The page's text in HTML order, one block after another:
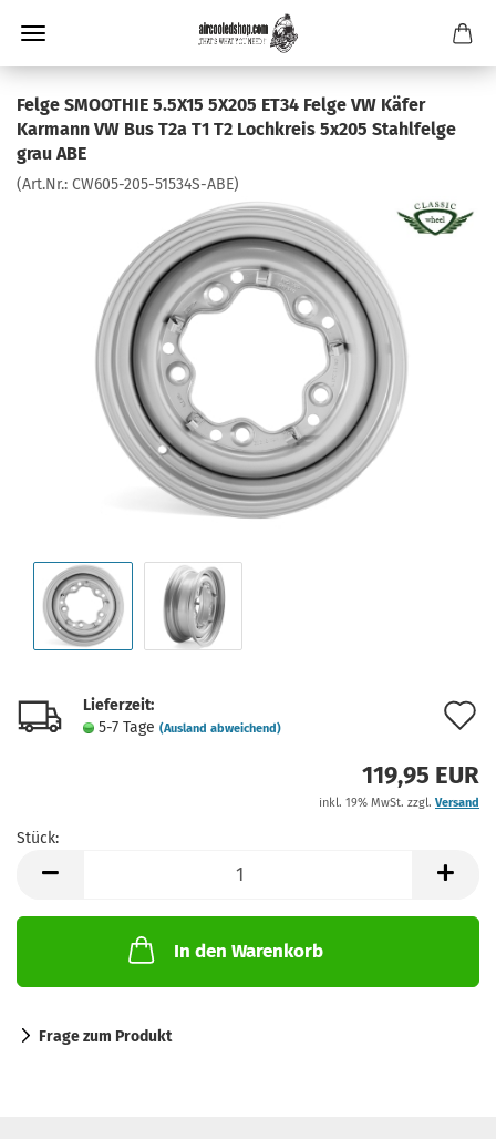
Felge SMOOTHIE 5.5X15 5X205 ET34 Felge VW Käfer
Karmann VW Bus T2a T1 T2 Lochkreis 5x205 Stahlfelge
grau ABE
(Art.Nr.: CW605-205-51534S-ABE)
Lieferzeit:
5-7 Tage (Ausland abweichend)
119,95 EUR
inkl. 19% MwSt. zzgl. Versand
Stück:
In den Warenkorb
Frage zum Produkt